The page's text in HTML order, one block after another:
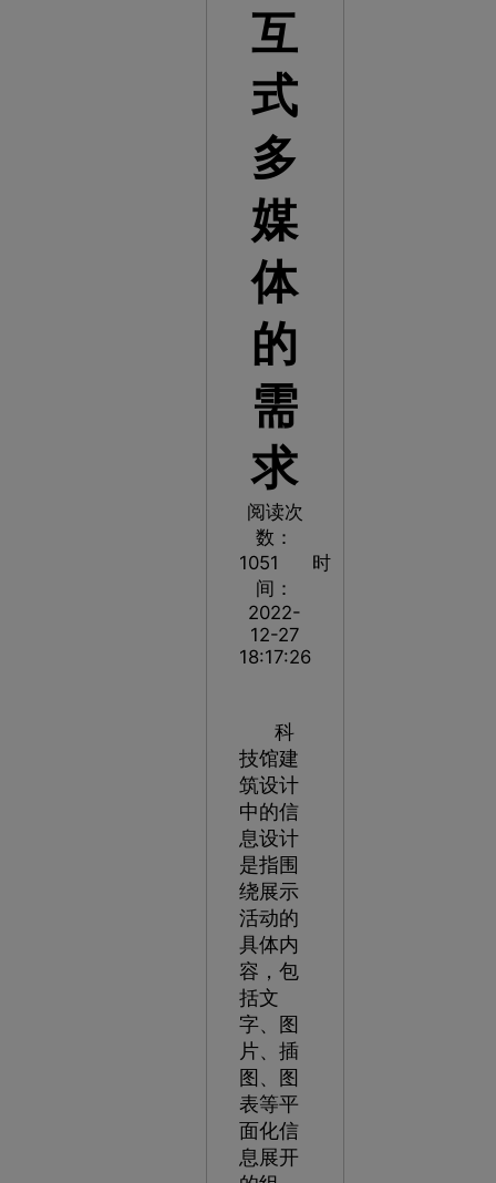
互
式
多
媒
体
的
需
求
阅读次
数：
1051
时
间：
2022-
12-27
18:17:26
科
技馆建
筑设计
中的信
息设计
是指围
绕展示
活动的
具体内
容，包
括文
字、图
片、插
图、图
表等平
面化信
息展开